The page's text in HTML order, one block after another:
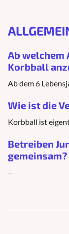
Ab
Korbball
Ab dem 6
Wie ist die
Korbball ist
Betreiben
gemeinsam?
–